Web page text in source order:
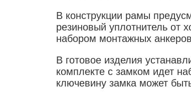
В конструкции рамы
резиновый уплотнитель от
набором монтажных
В готовое изделия
комплекте с замком идет
ключевину замка может